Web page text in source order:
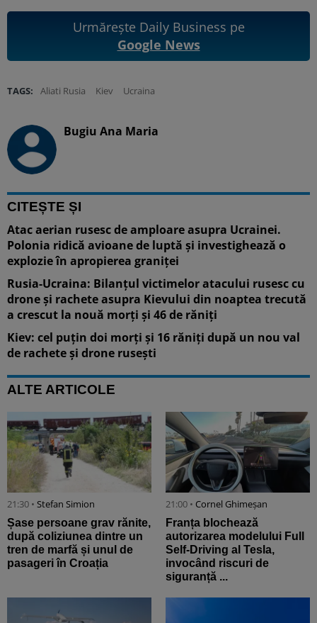
Urmărește Daily Business pe
Google News
TAGS: Aliati Rusia Kiev Ucraina
Bugiu ⁠Ana Maria
CITEȘTE ȘI
Atac aerian rusesc de amploare asupra Ucrainei.
Polonia ridică avioane de luptă și investighează o
explozie în apropierea graniței
Rusia-Ucraina: Bilanțul victimelor atacului rusesc cu
drone și rachete asupra Kievului din noaptea trecută
a crescut la nouă morți și 46 de răniți
Kiev: cel puțin doi morți și 16 răniți după un nou val
de rachete și drone rusești
ALTE ARTICOLE
21:30 • Stefan Simion
Șase persoane grav rănite,
după coliziunea dintre un
tren de marfă și unul de
pasageri în Croația
21:00 • Cornel Ghimeșan
Franța blochează
autorizarea modelului Full
Self-Driving al Tesla,
invocând riscuri de
siguranță ...